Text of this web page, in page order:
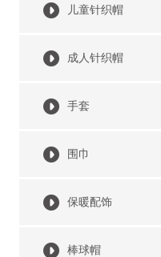
儿童针织帽
成人针织帽
手套
围巾
保暖配饰
棒球帽